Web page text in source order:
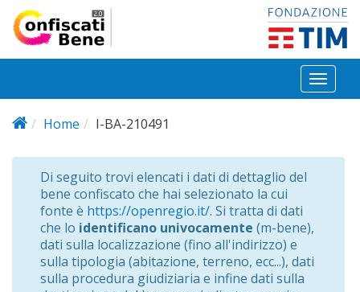
Salta al contenuto principale
Toggle
Home
I-BA-210491
Di seguito trovi elencati i dati di dettaglio del
bene confiscato che hai selezionato la cui
fonte è https://openregio.it/. Si tratta di dati
che lo identificano univocamente (m-bene),
dati sulla localizzazione (fino all'indirizzo) e
sulla tipologia (abitazione, terreno, ecc...), dati
sulla procedura giudiziaria e infine dati sulla